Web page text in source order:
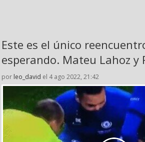
Este es el único
esperando. Mateu Lahoz y
por leo_david el 4 ago 2022, 21:42